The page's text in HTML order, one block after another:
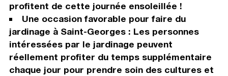
profitent de cette journée ensoleillée !
Une occasion favorable pour faire du
jardinage à Saint-Georges : Les personnes
intéressées par le jardinage peuvent
réellement profiter du temps supplémentaire
chaque jour pour prendre soin des cultures et